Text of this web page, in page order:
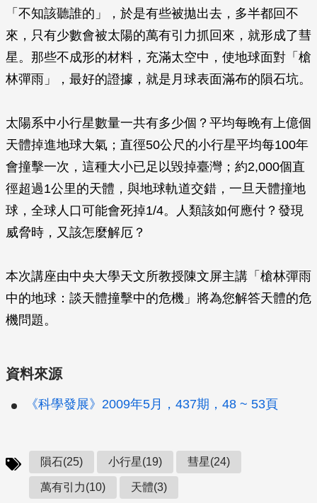
「不知該聽誰的」，於是有些被拋出去，多半都回不
來，只有少數會被太陽的萬有引力抓回來，就形成了彗
星。那些不成形的材料，充滿太空中，使地球面對「槍
林彈雨」，最好的證據，就是月球表面滿布的隕石坑。
太陽系中小行星數量一共有多少個？平均每晚有上億個
天體掉進地球大氣；直徑50公尺的小行星平均每100年
會撞擊一次，這種大小已足以毀掉臺灣；約2,000個直
徑超過1公里的天體，與地球軌道交錯，一旦天體撞地
球，全球人口可能會死掉1/4。人類該如何應付？發現
威脅時，又該怎麼解厄？
本次講座由中央大學天文所教授陳文屏主講「槍林彈雨
中的地球：談天體撞擊中的危機」將為您解答天體的危
機問題。
資料來源
《科學發展》2009年5月，437期，48 ~ 53頁
隕石(25) 小行星(19) 彗星(24)
萬有引力(10) 天體(3)